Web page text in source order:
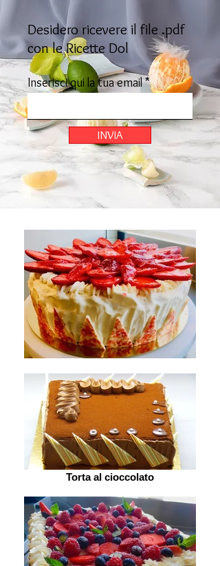
Desidero ricevere il file .pdf
con le Ricette Dol
Inserisci qui la tua email
INVIA
Torta al cioccolato